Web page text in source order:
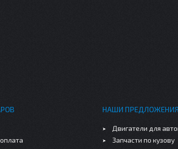
НАШИ ПРЕДЛОЖЕНИЯ
Двигатели для
Запчасти по кузову